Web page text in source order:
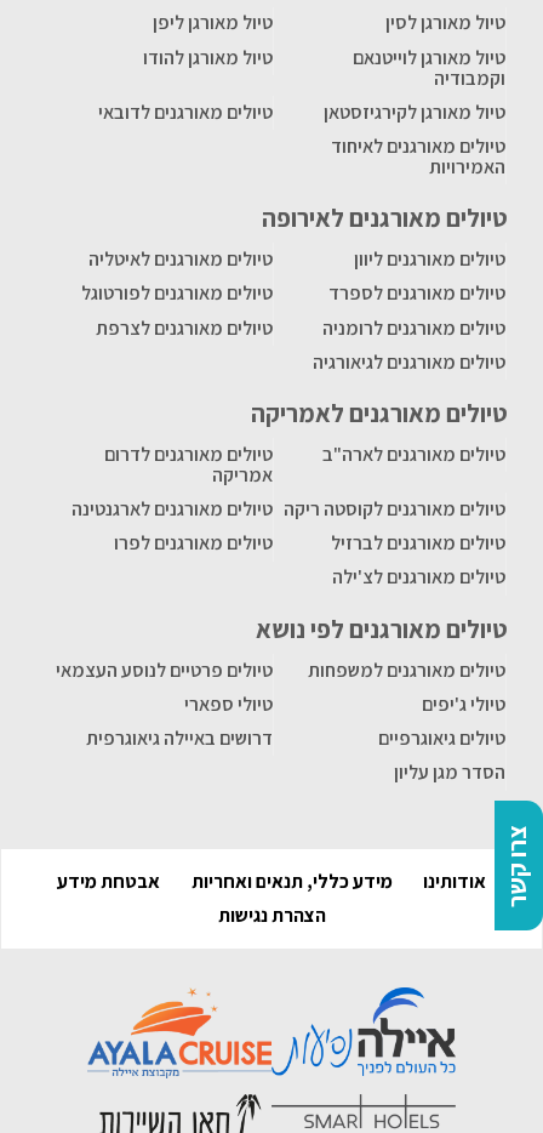
צרו קשר
טיול מאורגן לסין
טיול מאורגן ליפן
טיול מאורגן לוייטנאם
וקמבודיה
טיול מאורגן להודו
טיול מאורגן לקירגיזסטאן
טיולים מאורגנים לדובאי
טיולים מאורגנים לאיחוד
האמירויות
טיולים מאורגנים לאירופה
טיולים מאורגנים ליוון
טיולים מאורגנים לאיטליה
טיולים מאורגנים לספרד
טיולים מאורגנים לפורטוגל
טיולים מאורגנים לרומניה
טיולים מאורגנים לצרפת
טיולים מאורגנים לגיאורגיה
טיולים מאורגנים לאמריקה
טיולים מאורגנים לארה"ב
טיולים מאורגנים לדרום
אמריקה
טיולים מאורגנים לקוסטה ריקה טיולים מאורגנים לארגנטינה
טיולים מאורגנים לברזיל
טיולים מאורגנים לפרו
טיולים מאורגנים לצ'ילה
טיולים מאורגנים לפי נושא
טיולים מאורגנים למשפחות
טיולים פרטיים לנוסע העצמאי
טיולי ג'יפים
טיולי ספארי
טיולים גיאוגרפיים
דרושים באיילה גיאוגרפית
הסדר מגן עליון
אודותינו מידע כללי, תנאים ואחריות
אבטחת מידע
הצהרת נגישות